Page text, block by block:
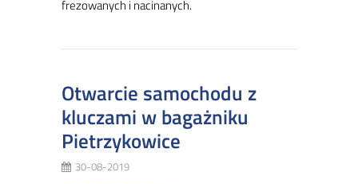
fre­zo­wa­nych i na­ci­na­nych.
Otwarcie samochodu z
kluczami w bagażniku
Pietrzykowice
30-08-2019